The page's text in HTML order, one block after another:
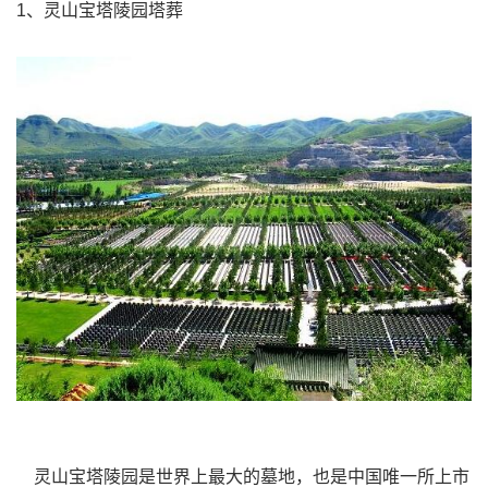
1、灵山宝塔陵园塔葬
灵山宝塔陵园是世界上最大的墓地，也是中国唯一所上市